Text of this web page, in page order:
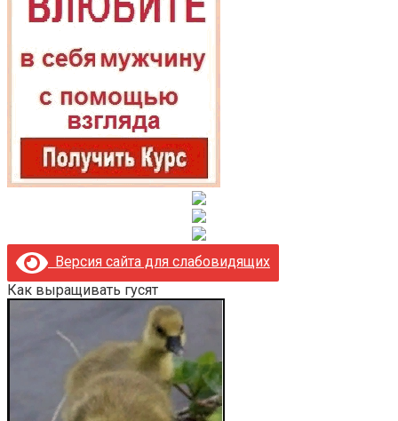
Версия сайта для слабовидящих
Как выращивать гусят